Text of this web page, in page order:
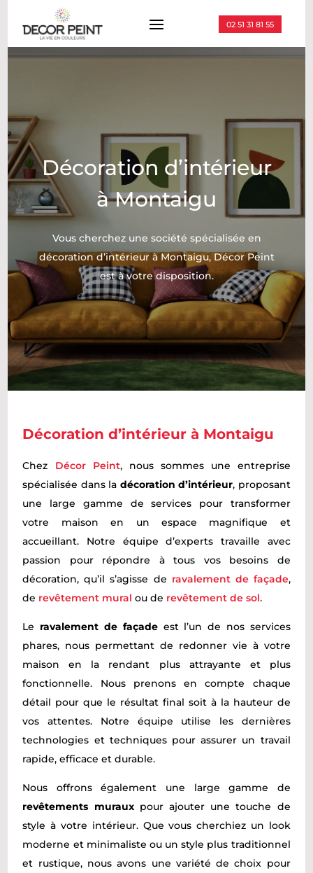
02 51 31 81 55
Décoration d’intérieur
àMontaigu
Vous cherchez une société spécialisée en
décoration d’intérieur àMontaigu, Décor Peint
est à votre disposition.
Décoration d’intérieur à Montaigu
Chez Décor Peint, nous sommes une entreprise
spécialisée dans la décoration d’intérieur, proposant
une large gamme de services pour transformer
votre maison en un espace magnifique et
accueillant. Notre équipe d’experts travaille avec
passion pour répondre à tous vos besoins de
décoration, qu’il s’agisse de ravalement de façade,
de revêtement mural ou de revêtement de sol.
Le ravalement de façadeest l’un de nos services
phares, nous permettant de redonner vie à votre
maison en la rendant plus attrayante et plus
fonctionnelle. Nous prenons en compte chaque
détail pour que le résultat final soit à la hauteur de
vos attentes. Notre équipe utilise les dernières
technologies et techniques pour assurer un travail
rapide, efficace et durable.
Nous offrons également une large gamme de
revêtements murauxpour ajouter une touche de
style à votre intérieur. Que vous cherchiez un look
moderne et minimaliste ou un style plus traditionnel
et rustique, nous avons une variété de choix pour